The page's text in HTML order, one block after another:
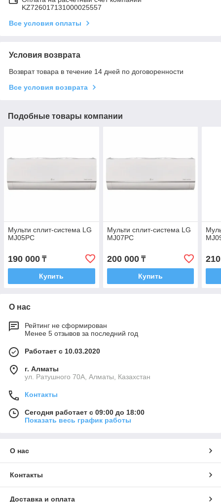
KZ726017131000025557
Все условия оплаты
Условия возврата
Возврат товара в течение 14 дней по договоренности
Все условия возврата
Подобные товары компании
Мульти сплит-система LG
MJ05PC
190 000 ₸
Купить
Мульти сплит-система LG
MJ07PC
200 000₸
Купить
О нас
Рейтинг не сформирован
Менее 5 отзывов за последний год
Работает с 10.03.2020
г. Алматы
ул. Ратушного 70А, Алматы, Казахстан
Контакты
Сегодня работает с 09:00 до 18:00
Показать весь график работы
О нас
Контакты
Доставка и оплата